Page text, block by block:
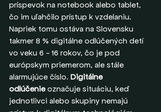
príspevok na notebook alebo tablet,
čo im uľahčilo prístup k vzdelaniu.
Napriek tomu ostáva na Slovensku
takmer 8 % digitálne odlúčených detí
vo veku 6 - 16 rokov, čo je pod
európskym priemerom, ale stále
alarmujúce číslo. Digitálne
odlúčenie označuje situáciu, keď
jednotlivci alebo skupiny nemajú